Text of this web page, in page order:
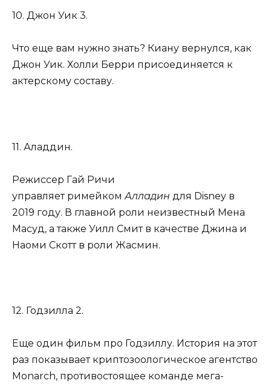
10. Джон Уик 3.
Что еще вам нужно знать? Киану вернулся, как
Джон Уик. Холли Берри присоединяется к
актерскому составу.
11. Аладдин.
Режиссер Гай Ричи
управляет римейком Алладин для Disney в
2019 году. В главной роли неизвестный Мена
Масуд, а также Уилл Смит в качестве Джина и
Наоми Скотт в роли Жасмин.
12. Годзилла 2.
Еще один фильм про Годзиллу. История на этот
раз показывает криптозоологическое агентство
Monarch, противостоящее команде мега-